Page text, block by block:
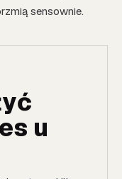
sensownie.
u